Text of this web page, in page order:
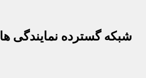
شبکه گسترده نمایندگی ها